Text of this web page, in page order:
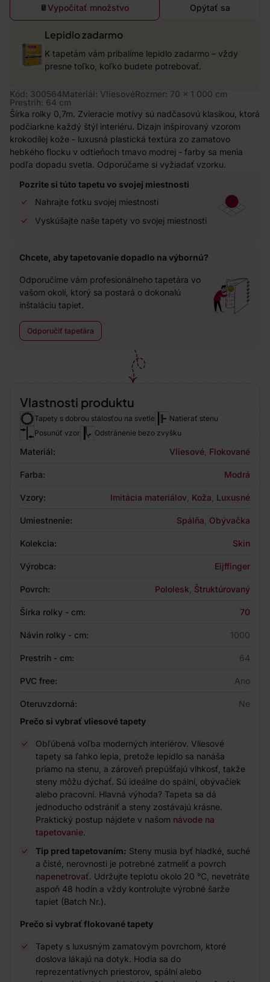
Vypočítať množstvo Opýtať sa
Lepidlo zadarmo
K tapetám vám pribalíme lepidlo zadarmo – vždy
presne toľko, koľko budete potrebovať.
Kód: 300564Materiál: VliesovéRozmer: 70 x 1 000 cm
Prestrih: 64 cm
Šírka rolky 0,7m. Zvieracie motívy sú nadčasovú klasikou, ktorá
podčiarkne každý štýl interiéru. Dizajn inšpirovaný vzorom
krokodílej kože - luxusná plastická textúra zo zamatovo
hebkého flocku v odtieňoch tmavo modrej - farby sa menia
podľa dopadu svetla. Odporúčame si vyžiadať vzorku.
Pozrite si túto tapetu vo svojej miestnosti
Nahrajte fotku svojej miestnosti
Vyskúšajte naše tapety vo svojej miestnosti
Chcete, aby tapetovanie dopadlo na výbornú?
Odporučíme vám profesionálneho tapetára vo
vašom okolí, ktorý sa postará o dokonalú
inštaláciu tapiet.
Odporučiť tapetára
Vlastnosti produktu
Tapety s dobrou stálosťou na svetle
Natierať stenu
Posunúť vzor
Odstránenie bezo zvyšku
Materiál: Vliesové Flokované
Farba: Modrá
Vzory: Imitácia materiálov Koža Luxusné
Umiestnenie: Spálňa Obývačka
Kolekcia: Skin
Výrobca: Eijffinger
Povrch: Pololesk Štruktúrovaný
Šírka rolky - cm: 70
Návin rolky - cm: 1000
Prestrih - cm: 64
PVC free: Ano
Oteruvzdorná:
Ne
Prečo si vybrať vliesové tapety
Obľúbená voľba moderných interiérov. Vliesové
tapety sa ľahko lepia, pretože lepidlo sa nanáša
priamo na stenu, a zároveň prepúšťajú vlhkosť, takže
steny môžu dýchať. Sú ideálne do spální, obývačiek
alebo pracovní. Hlavná výhoda? Tapeta sa dá
jednoducho odstrániť a steny zostávajú krásne.
Praktický postup nájdete v našom návode na
tapetovanie.
Tip pred tapetovaním: Steny musia byť hladké, suché
a čisté, nerovnosti je potrebné zatmeliť a povrch
napenetrovať. Udržujte teplotu okolo 20 °C, nevetráte
aspoň 48 hodín a vždy kontrolujte výrobné šarže
tapiet (Batch Nr.).
Prečo si vybrať flokované tapety
Tapety s luxusným zamatovým povrchom, ktoré
doslova lákajú na dotyk. Hodia sa do
reprezentatívnych priestorov, spální alebo